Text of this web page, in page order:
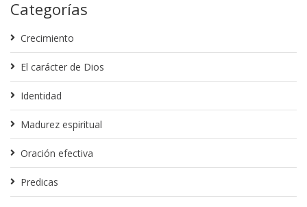
Categorías
Crecimiento
El carácter de Dios
Identidad
Madurez espiritual
Oración efectiva
Predicas